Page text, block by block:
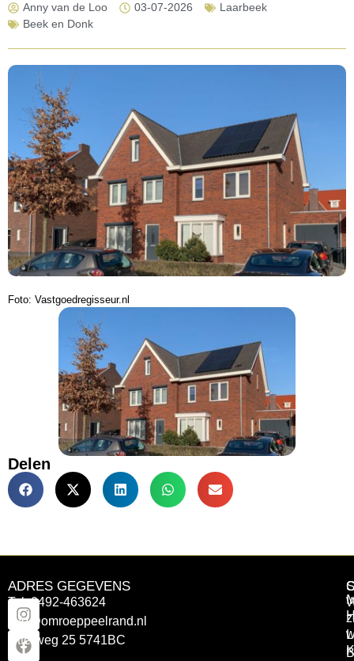
Anny van de Loo 03-07-2026
Laarbeek
Beek en Donk
Foto: Vastgoedregisseur.nl
Delen
ADRES GEGEVENS
Tel: 0492-463624
info@omroeppeelrand.nl
Otterweg 25 5741BC